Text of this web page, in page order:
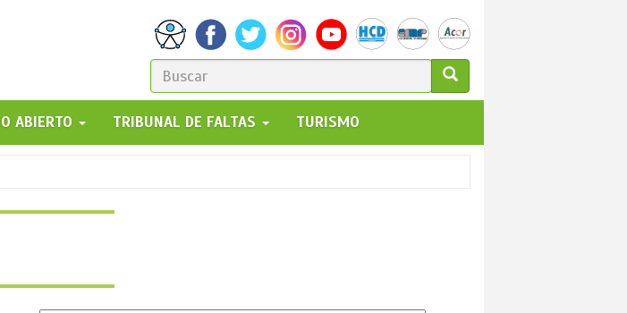
FORMULARIO
DE
BÚSQUEDA
GO!
ABIERTO TRIBUNAL DE FALTAS TURISMO